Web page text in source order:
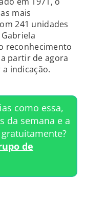
mais
241 unidades
reconhecimento
partir de agora
indicação.
como essa,
da semana e a
gratuitamente?
de